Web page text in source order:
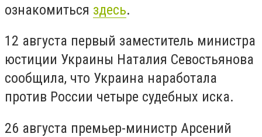
ознакомиться здесь.
12 августа первый заместитель министра
юстиции Украины Наталия Севостьянова
сообщила, что Украина наработала
против России четыре судебных иска.
26 августа премьер-министр Арсений